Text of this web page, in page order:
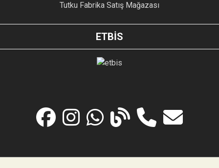
Tutku Fabrika Satış Mağazası
ETBİS